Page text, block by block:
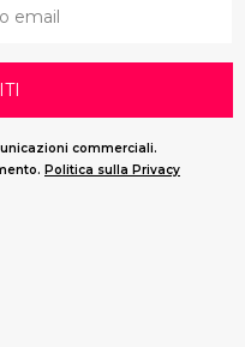
commerciali.
Politica sulla Privacy